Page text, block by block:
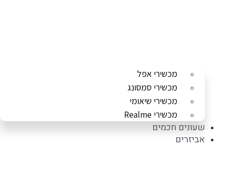
מכשירי אפל
מכשירי סמסונג
מכשירי שיאומי
מכשירי Realme
שעונים חכמים
אביזרים